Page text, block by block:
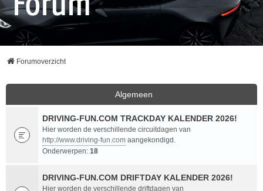
Forumoverzicht
Algemeen
DRIVING-FUN.COM TRACKDAY KALENDER 2026!
Hier worden de verschillende circuitdagen van
http://www.driving-fun.com aangekondigd.
Onderwerpen: 18
DRIVING-FUN.COM DRIFTDAY KALENDER 2026!
Hier worden de verschillende driftdagen van